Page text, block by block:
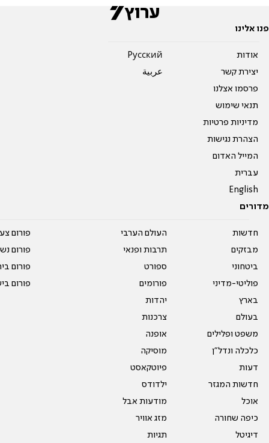
פנו אלינו
אודות
יצירת קשר
פרסמו אצלנו
תנאי שימוש
מדיניות פרטיות
הצהרת נגישות
המייל האדום
עברית
English
Pусский
عربية
מדורים
חדשות
מבזקים
ביטחוני
פוליטי-מדיני
בארץ
בעולם
משפט ופלילים
כלכלה ונדל"ן
דעות
חדשות המגזר
אוכל
כיפה שחורה
דיגיטל
העולם הערבי
תרבות ופנאי
ספורט
פורומים
יהדות
צרכנות
אופנה
מוסיקה
פיוטקאסט
ילדודס
מודעות אבל
מזג אוויר
תגיות
פורום
פורום
פורום
פורום